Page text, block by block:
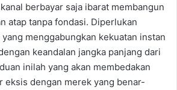
berbayar saja ibarat membangun
atap tanpa fondasi. Diperlukan
menggabungkan kekuatan instan
keandalan jangka panjang dari
inilah yang akan membedakan
eksis dengan merek yang benar-